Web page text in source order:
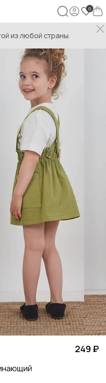
из любой страны.
249 ₽